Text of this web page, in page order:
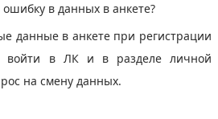
в данных в анкете?
данные в анкете при регистрации
в ЛК и в разделе личной
на смену данных.